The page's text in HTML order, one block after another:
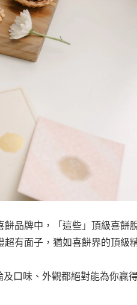
品牌中，「這些」頂級喜餅
有面子，猶如喜餅界的頂級
口味、外觀都絕對能為你贏